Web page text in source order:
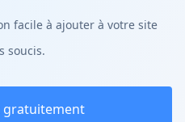
facile à ajouter à votre site
soucis.
gratuitement